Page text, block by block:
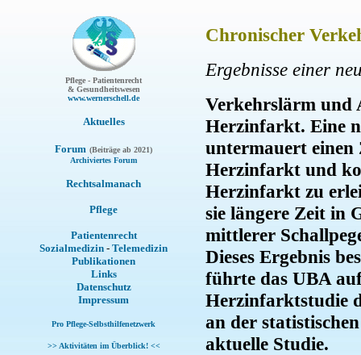
Pflege - Patientenrecht
& Gesundheitswesen
www.wernerschell.de
Aktuelles
Forum (Beiträge ab 2021)
Archiviertes Forum
Rechtsalmanach
Pflege
Patientenrecht
Sozialmedizin - Telemedizin
Publikationen
Links
Datenschutz
Impressum
Pro Pflege-Selbsthilfenetzwerk
>> Aktivitäten im Überblick! <<
Chronischer
Ergebnisse einer
Verkehrslärm und
Herzinfarkt. Eine
untermauert einen
Herzinfarkt und
Herzinfarkt zu
sie längere Zeit in
mittlerer
Dieses Ergebnis
führte das UBA
Herzinfarktstudie
an der
aktuelle Studie.